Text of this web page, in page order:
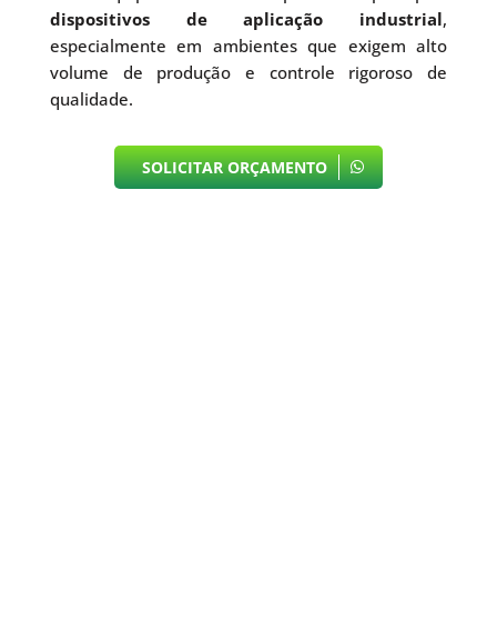
dispositivos de aplicação industrial,
especialmente em ambientes que exigem alto
volume de produção e controle rigoroso de
qualidade.
SOLICITAR ORÇAMENTO